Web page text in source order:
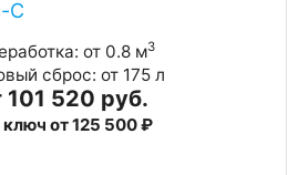
от 0.8 м3
сброс: от 175 л
101 520 руб.
от 125 500 ₽